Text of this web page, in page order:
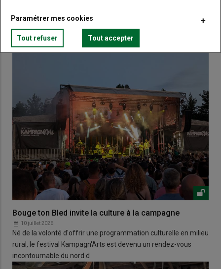
Bouge ton Bled invite la culture à la campagne
10 juillet 2026
Né de la volonté d'offrir une programmation culturelle en milieu
rural, le festival Kampagn'Arts est devenu un rendez-vous
incontournable du nord d
Paramétrer mes cookies
Tout refuser Tout accepter